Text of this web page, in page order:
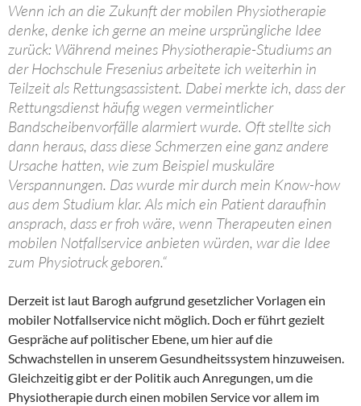
Wenn ich an die Zukunft der mobilen Physiotherapie
denke, denke ich gerne an meine ursprüngliche Idee
zurück: Während meines Physiotherapie-Studiums an
der Hochschule Fresenius arbeitete ich weiterhin in
Teilzeit als Rettungsassistent. Dabei merkte ich, dass der
Rettungsdienst häufig wegen vermeintlicher
Bandscheibenvorfälle alarmiert wurde. Oft stellte sich
dann heraus, dass diese Schmerzen eine ganz andere
Ursache hatten, wie zum Beispiel muskuläre
Verspannungen. Das wurde mir durch mein Know-how
aus dem Studium klar. Als mich ein Patient daraufhin
ansprach, dass er froh wäre, wenn Therapeuten einen
mobilen Notfallservice anbieten würden, war die Idee
zum Physiotruck geboren.“
Derzeit ist laut Barogh aufgrund gesetzlicher Vorlagen ein
mobiler Notfallservice nicht möglich. Doch er führt gezielt
Gespräche auf politischer Ebene, um hier auf die
Schwachstellen in unserem Gesundheitssystem hinzuweisen.
Gleichzeitig gibt er der Politik auch Anregungen, um die
Physiotherapie durch einen mobilen Service vor allem im